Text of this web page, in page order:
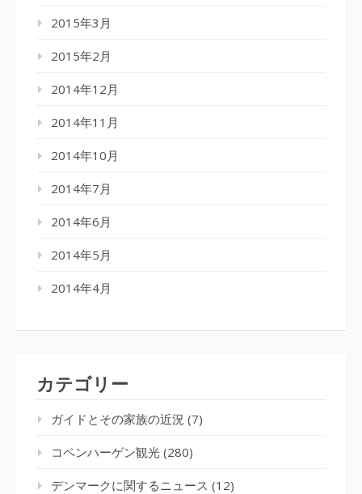
2015年3月
2015年2月
2014年12月
2014年11月
2014年10月
2014年7月
2014年6月
2014年5月
2014年4月
カテゴリー
ガイドとその家族の近況 (7)
コペンハーゲン観光 (280)
デンマークに関するニュース (12)